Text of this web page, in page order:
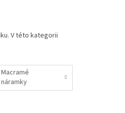
V této kategorii
Macramé
náramky